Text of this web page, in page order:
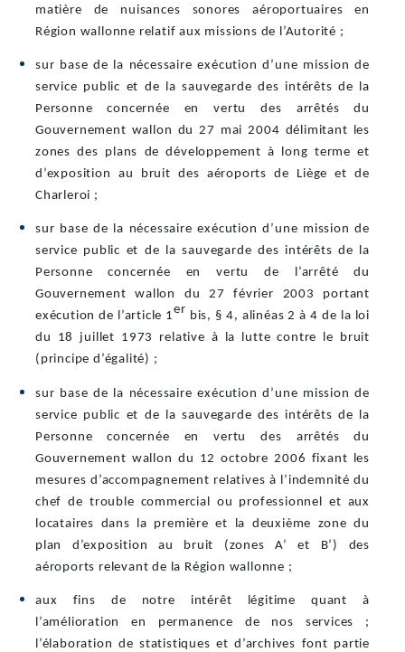
matière de nuisances sonores aéroportuaires en
Région wallonne relatif aux missions de l’Autorité ;
sur base de la nécessaire exécution d’une mission de
service public et de la sauvegarde des intérêts de la
Personne concernée en vertu des arrêtés du
Gouvernement wallon du 27 mai 2004 délimitant les
zones des plans de développement à long terme et
d’exposition au bruit des aéroports de Liège et de
Charleroi ;
sur base de la nécessaire exécution d’une mission de
service public et de la sauvegarde des intérêts de la
Personne concernée en vertu de l’arrêté du
Gouvernement wallon du 27 février 2003 portant
exécution de l’article 1er bis, § 4, alinéas 2 à 4 de la loi
du 18 juillet 1973 relative à la lutte contre le bruit
(principe d’égalité) ;
sur base de la nécessaire exécution d’une mission de
service public et de la sauvegarde des intérêts de la
Personne concernée en vertu des arrêtés du
Gouvernement wallon du 12 octobre 2006 fixant les
mesures d’accompagnement relatives à l’indemnité du
chef de trouble commercial ou professionnel et aux
locataires dans la première et la deuxième zone du
plan d’exposition au bruit (zones A’ et B’) des
aéroports relevant de la Région wallonne ;
aux fins de notre intérêt légitime quant à
l’amélioration en permanence de nos services ;
l’élaboration de statistiques et d’archives font partie